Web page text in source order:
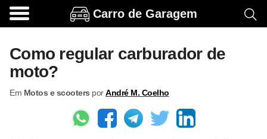
Carro de Garagem
Como regular carburador de
moto?
Em Motos e scooters porAndré M. Coelho
A
e
s
s